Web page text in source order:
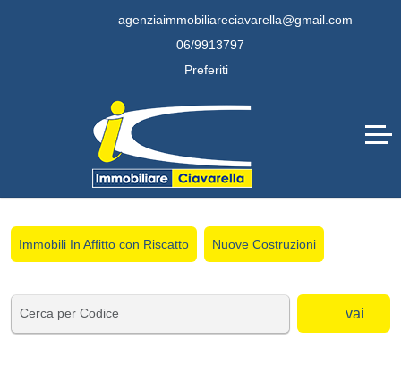
agenziaimmobiliareciavarella@gmail.com
06/9913797
Preferiti
Immobili In Affitto con Riscatto Nuove Costruzioni
vai